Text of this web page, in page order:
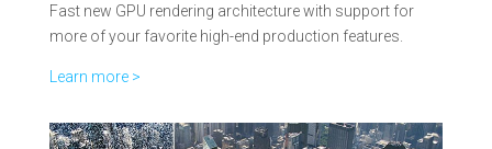
Fast new GPU rendering architecture with support for
more of your favorite high-end production features.
Learn more >